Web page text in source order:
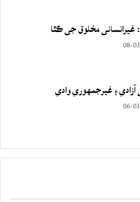
غيرانساني مخلوق جي ڪٿا
08-
آزادي ۽ غيرجمھوري وادي
06-